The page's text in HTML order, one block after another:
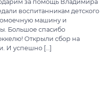
за помощь Владимира
воспитанникам детского
машину и
Большое спасибо
Открыли сбор на
И успешно […]